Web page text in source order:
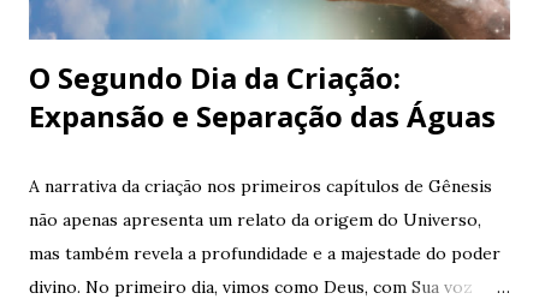
O Segundo Dia da Criação:
Expansão e Separação das Águas
A narrativa da criação nos primeiros capítulos de Gênesis
não apenas apresenta um relato da origem do Universo,
mas também revela a profundidade e a majestade do poder
divino. No primeiro dia, vimos como Deus, com Sua voz